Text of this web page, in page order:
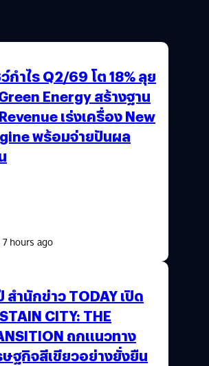
กำไร Q2/69 โต 18% ลุย
Energy สร้างฐาน
เร่งเครื่อง New
พร้อมจ่ายปันผล
hours ago
ำนักข่าว TODAY เปิด
CITY: THE
ถกแนวทาง
ฐกิจสีเขียวอย่างยั่งยืน